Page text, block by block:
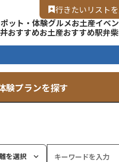
福い行きたいリスト
ット・体験グルメお土産イベ
おすすめお土産おすすめ駅弁
験プランを探す
を選択